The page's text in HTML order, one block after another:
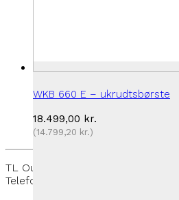
WKB 660 E – ukrudtsbørste
18.499,00 kr.
(14.799,20 kr.)
TL Outdoor - Rantzausmindevej
Telefon: